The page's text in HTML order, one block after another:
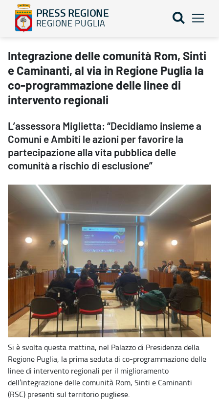
PRESS REGIONE
REGIONE PUGLIA
Integrazione delle comunità Rom, Sinti e Caminanti, al via in
Integrazione delle comunità Rom, Sinti
e Caminanti, al via in Regione Puglia la
co-programmazione delle linee di
intervento regionali
L’assessora Miglietta: “Decidiamo insieme a
Comuni e Ambiti le azioni per favorire la
partecipazione alla vita pubblica delle
comunità a rischio di esclusione”
Si è svolta questa mattina, nel Palazzo di Presidenza della
Regione Puglia, la prima seduta di co-programmazione delle
linee di intervento regionali per il miglioramento
dell’integrazione delle comunità Rom, Sinti e Caminanti
(RSC) presenti sul territorio pugliese.